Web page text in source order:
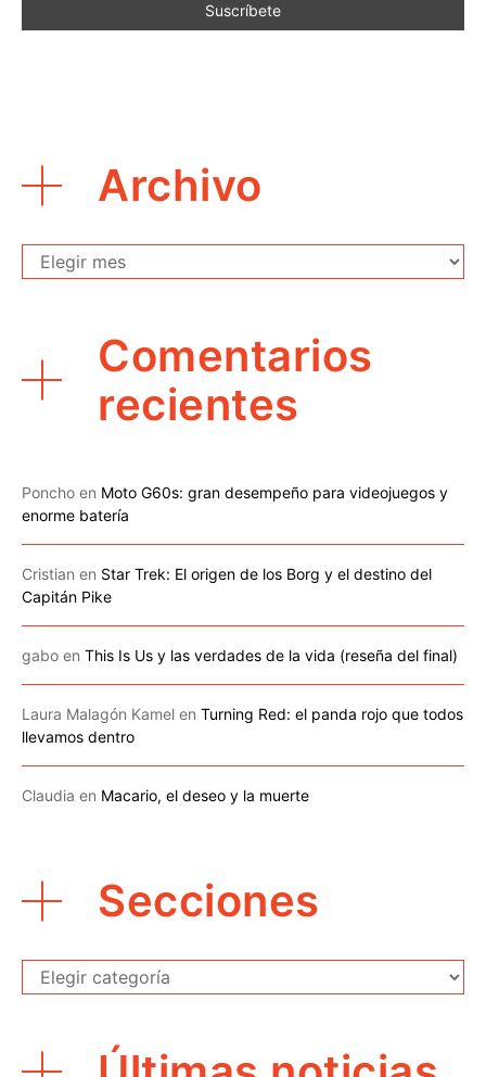
Archivo
Archivo
Comentarios
recientes
Poncho en Moto G60s: gran desempeño para videojuegos y
enorme batería
Cristian en Star Trek: El origen de los Borg y el destino del
Capitán Pike
gabo en This Is Us y las verdades de la vida (reseña del final)
Laura Malagón Kamel en Turning Red: el panda rojo que todos
llevamos dentro
Claudia en Macario, el deseo y la muerte
Secciones
Secciones